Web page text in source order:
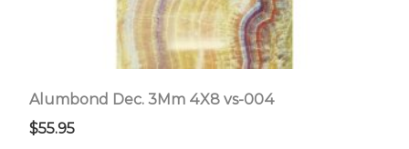
Alumbond Dec. 3Mm 4X8 vs-004
$55.95